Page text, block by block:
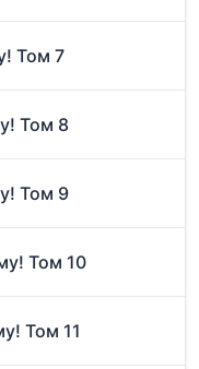
Том 7
Том 8
Том 9
Том 10
Том 11